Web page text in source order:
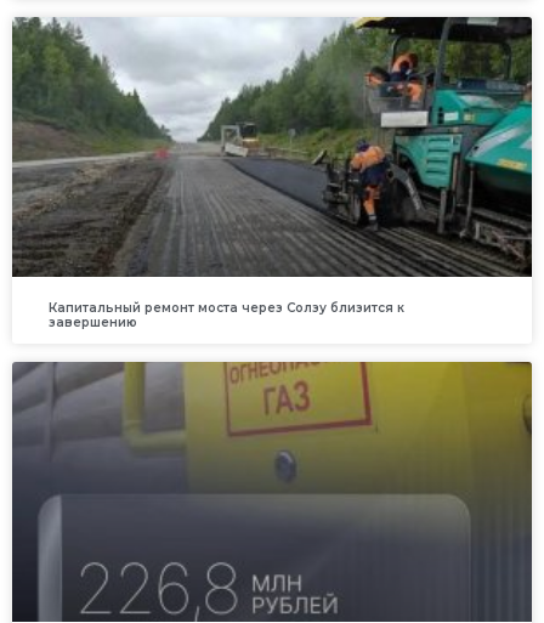
Капитальный ремонт моста через Солзу близится к
завершению